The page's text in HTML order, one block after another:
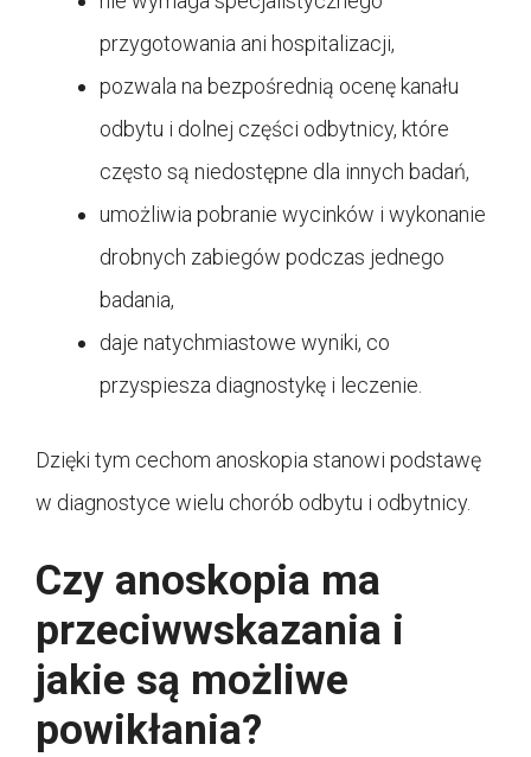
przygotowania ani hospitalizacji,
pozwala na bezpośrednią ocenę kanału
odbytu i dolnej części odbytnicy, które
często są niedostępne dla innych badań,
umożliwia pobranie wycinków i wykonanie
drobnych zabiegów podczas jednego
badania,
daje natychmiastowe wyniki, co
przyspiesza diagnostykę i leczenie.
Dzięki tym cechom anoskopia stanowi podstawę
w diagnostyce wielu chorób odbytu i odbytnicy.
Czy anoskopia ma
przeciwwskazania i
jakie są możliwe
powikłania?